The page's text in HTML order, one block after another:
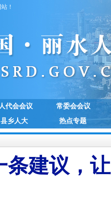
！
人代会会议
常委会会议
县乡人大 热点专题
条建议，